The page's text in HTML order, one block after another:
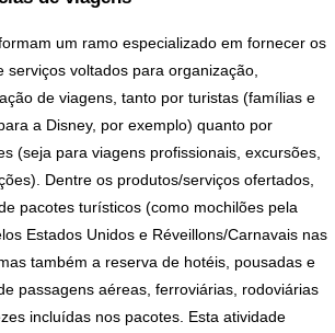
um ramo especializado em fornecer os
serviços voltados para organização,
de viagens, tanto por turistas (famílias e
a Disney, por exemplo) quanto por
(seja para viagens profissionais, excursões,
Dentre os produtos/serviços ofertados,
pacotes turísticos (como mochilões pela
Estados Unidos e Réveillons/Carnavais nas
também a reserva de hotéis, pousadas e
passagens aéreas, ferroviárias, rodoviárias
incluídas nos pacotes. Esta atividade